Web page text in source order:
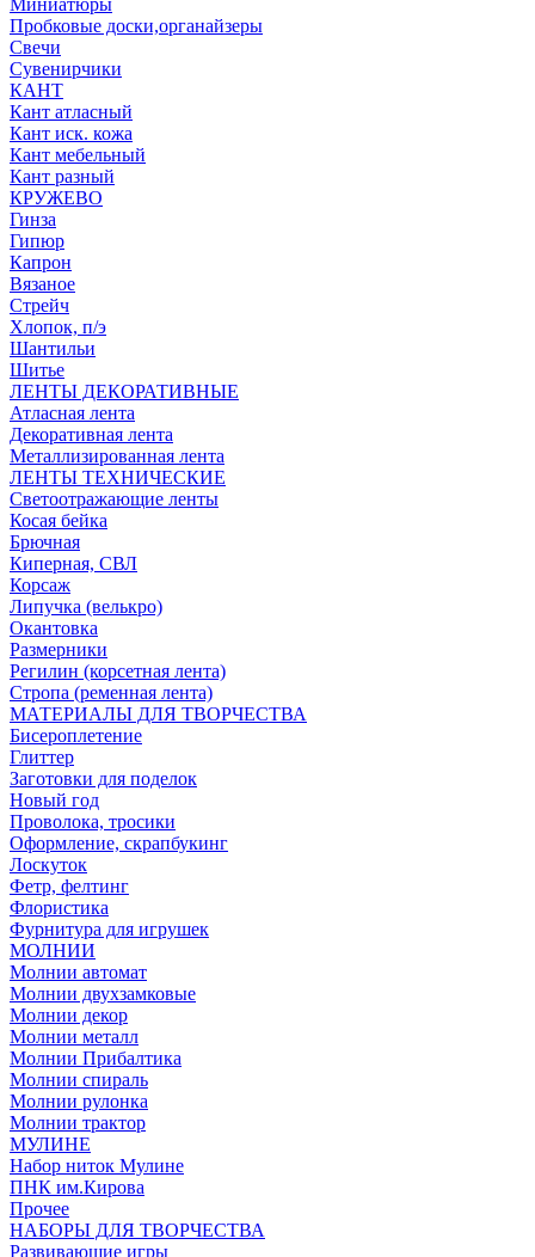
Миниатюры
Пробковые доски,органайзеры
Свечи
Сувенирчики
КАНТ
Кант атласный
Кант иск. кожа
Кант мебельный
Кант разный
КРУЖЕВО
Гинза
Гипюр
Капрон
Вязаное
Стрейч
Хлопок, п/э
Шантильи
Шитье
ЛЕНТЫ ДЕКОРАТИВНЫЕ
Атласная лента
Декоративная лента
Металлизированная лента
ЛЕНТЫ ТЕХНИЧЕСКИЕ
Светоотражающие ленты
Косая бейка
Брючная
Киперная, СВЛ
Корсаж
Липучка (велькро)
Окантовка
Размерники
Регилин (корсетная лента)
Стропа (ременная лента)
МАТЕРИАЛЫ ДЛЯ ТВОРЧЕСТВА
Бисероплетение
Глиттер
Заготовки для поделок
Новый год
Проволока, тросики
Оформление, скрапбукинг
Лоскуток
Фетр, фелтинг
Флористика
Фурнитура для игрушек
МОЛНИИ
Молнии автомат
Молнии двухзамковые
Молнии декор
Молнии металл
Молнии Прибалтика
Молнии спираль
Молнии рулонка
Молнии трактор
МУЛИНЕ
Набор ниток Мулине
ПНК им.Кирова
Прочее
НАБОРЫ ДЛЯ ТВОРЧЕСТВА
Развивающие игры